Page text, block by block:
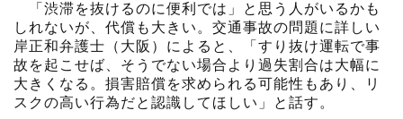
「渋滞を抜けるのに便利では」と思う人がいるかも
しれないが、代償も大きい。交通事故の問題に詳しい
岸正和弁護士（大阪）によると、「すり抜け運転で事
故を起こせば、そうでない場合より過失割合は大幅に
大きくなる。損害賠償を求められる可能性もあり、リ
スクの高い行為だと認識してほしい」と話す。